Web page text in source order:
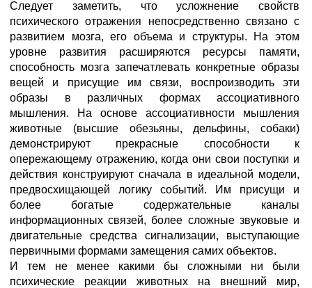
Следует заметить, что усложнение свойств
психического отражения непосредственно связано с
развитием мозга, его объема и структуры. На этом
уровне развития расширяются ресурсы памяти,
способность мозга запечатлевать конкретные образы
вещей и присущие им связи, воспроизводить эти
образы в различных формах ассоциативного
мышления. На основе ассоциативности мышления
животные (высшие обезьяны, дельфины, собаки)
демонстрируют прекрасные способности к
опережающему отражению, когда они свои поступки и
действия конструируют сначала в идеальной модели,
предвосхищающей логику событий. Им присущи и
более богатые содержательные каналы
информационных связей, более сложные звуковые и
двигательные средства сигнализации, выступающие
первичными формами замещения самих объектов.
И тем не менее какими бы сложными ни были
психические реакции животных на внешний мир,